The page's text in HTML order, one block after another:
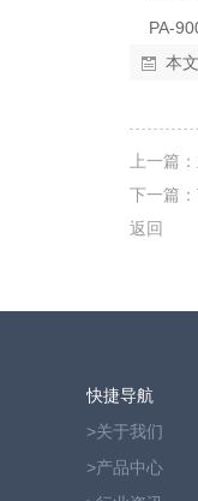
PA-
本
上一篇：
下一篇：
返回
快捷导航
>关于我们
>产品中心